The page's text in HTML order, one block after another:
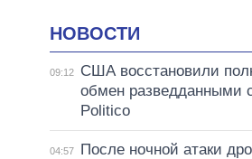
НОВОСТИ
09:12
США восстановили
обмен разведданными
Politico
04:57
После ночной атаки